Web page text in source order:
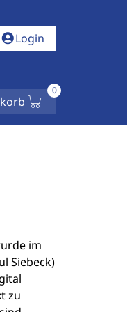
account_circleLogin
0
im
Siebeck)
zu